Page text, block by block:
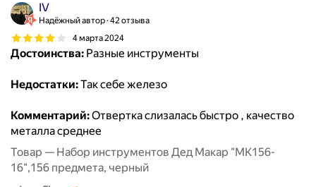
IV
Надёжный автор 42 отзыва
4 марта 2024
Достоинства: Разные инструменты
Недостатки:Так себе железо
Комментарий:Отвертка слизалась быстро , качество
металла среднее
Товар — Набор инструментов Дед Макар "МК156-
16",156 предмета, черный